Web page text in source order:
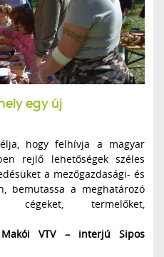
egy új
hogy felhívja a magyar
rejlő lehetőségek széles
a mezőgazdasági- és
bemutassa a meghatározó
cégeket, termelőket,
Makói VTV – interjú Sipos